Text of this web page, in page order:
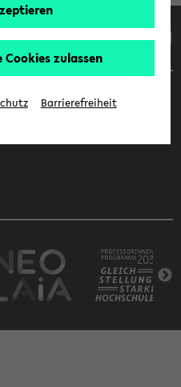
zulassen
Barrierefreiheit